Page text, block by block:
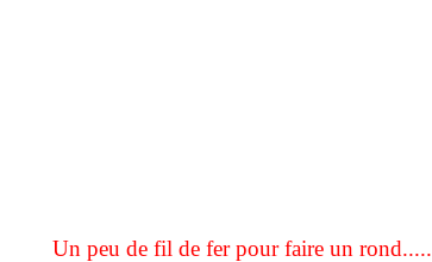
Un peu de fil de fer pour faire un rond.....